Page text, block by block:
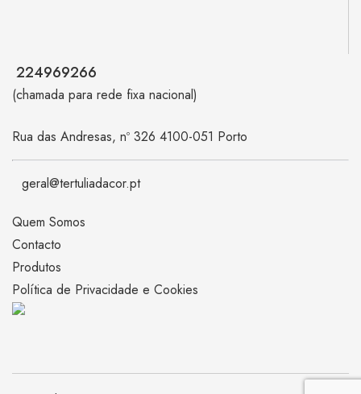
224969266
(chamada para rede fixa nacional)
Rua das Andresas, nº 326 4100-051 Porto
geral@tertuliadacor.pt
Quem Somos
Contacto
Produtos
Política de Privacidade e Cookies